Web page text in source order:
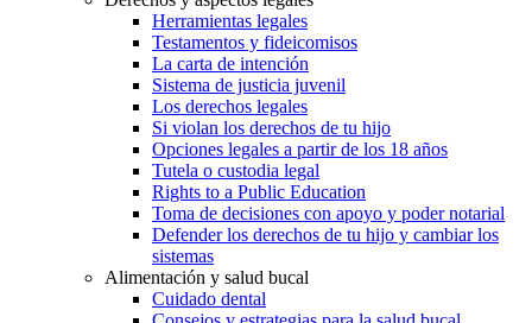
Herramientas legales
Testamentos y fideicomisos
La carta de intención
Sistema de justicia juvenil
Los derechos legales
Si violan los derechos de tu hijo
Opciones legales a partir de los 18 años
Tutela o custodia legal
Rights to a Public Education
Toma de decisiones con apoyo y poder notarial
Defender los derechos de tu hijo y cambiar los
sistemas
Alimentación y salud bucal
Cuidado dental